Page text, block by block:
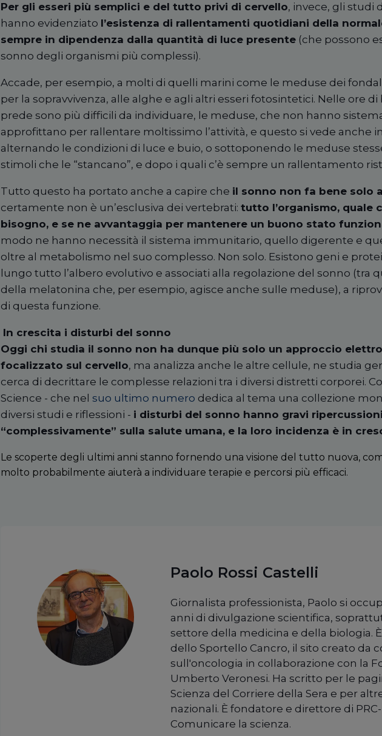
Per gli esseri più semplici e del tutto privi di cervello, invece, gli studi
hanno evidenziato l’esistenza di rallentamenti quotidiani della
sempre in dipendenza dalla quantità di luce presente(che possono
sonno degli organismi più complessi).
Accade, per esempio, a molti di quelli marini come le meduse dei
per la sopravvivenza, alle alghe e agli altri esseri fotosintetici. Nelle ore
prede sono più difficili da individuare, le meduse, che non hanno
approfittano per rallentare moltissimo l ’attività, e questo si vede anche
alternando le condizioni di luce e buio, o sottoponendo le meduse
stimoli che le “stancano”, e dopo i quali c’è sempre un rallentamento
Tutto questo ha portato anche a capire che il sonno non fa bene solo
certamente non è un’esclusiva dei vertebrati: tutto l’organismo, quale
bisogno, e se ne avvantaggia per mantenere un buono stato
modo ne hanno necessità il sistema immunitario, quello digerente e
oltre al metabolismo nel suo complesso. Non solo. Esistono geni e
lungo tutto l ’albero evolutivo e associati alla regolazione del sonno (tra
della melatonina che, per esempio, agisce anche sulle meduse), a
di questa funzione.
In crescita i disturbi del sonno
Oggi chi studia il sonno non ha dunque più solo un approccio
focalizzato sul cervello, ma analizza anche le altre cellule, ne studia
cerca di decrittare le complesse relazioni tra i diversi distretti corporei.
Science - che nel suo ultimo numero dedica al tema una collezione
diversi studi e riflessioni - i disturbi del sonno hanno gravi ripercussioni
“complessivamente” sulla salute umana, e la loro incidenza è in
Le scoperte degli ultimi anni stanno fornendo una visione del tutto nuova,
molto probabilmente aiuterà a individuare terapie e percorsi più efficaci.
Paolo Rossi Castelli
Giornalista professionista, Paolo si
anni di divulgazione scientifica,
settore della medicina e della biologia.
dello Sportello Cancro, il sito creato da
sull'oncologia in collaborazione con la
Umberto Veronesi. Ha scritto per le
Scienza del Corriere della Sera e per
nazionali. È fondatore e direttore di PRC-
Comunicare la scienza.